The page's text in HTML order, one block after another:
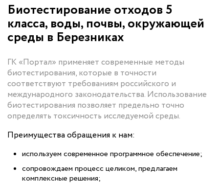
Биотестирование отходов 5
класса, воды, почвы, окружающей
среды в Березниках
ГК «Портал» применяет современные методы
биотестирования, которые в точности
соответствуют требованиям российского и
международного законодательства. Использование
биотестирования позволяет предельно точно
определять токсичность исследуемой среды.
Преимущества обращения к нам:
используем современное программное обеспечение;
сопровождаем процесс целиком, предлагаем
комплексные решения;